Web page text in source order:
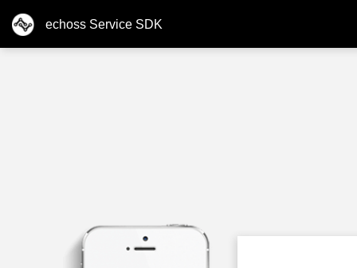
echoss Service SDK